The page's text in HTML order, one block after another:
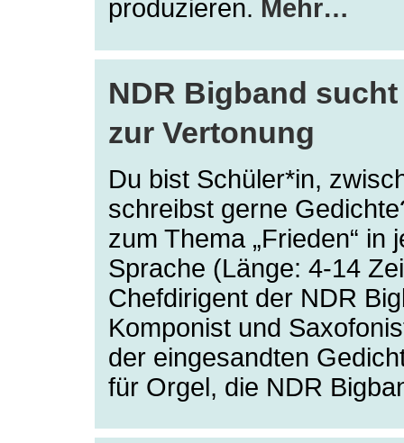
produzieren. Mehr…
NDR Bigband
zur Vertonung
Du bist Schüler*in,
schreibst gerne
zum Thema „Frieden“
Sprache (Länge: 4-14
Chefdirigent der NDR
Komponist und
der eingesandten
für Orgel, die NDR